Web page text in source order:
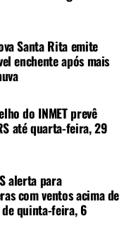
Santa Rita emite
enchente após mais
do INMET prevê
até quarta-feira, 29
alerta para
com ventos acima de
quinta-feira, 6